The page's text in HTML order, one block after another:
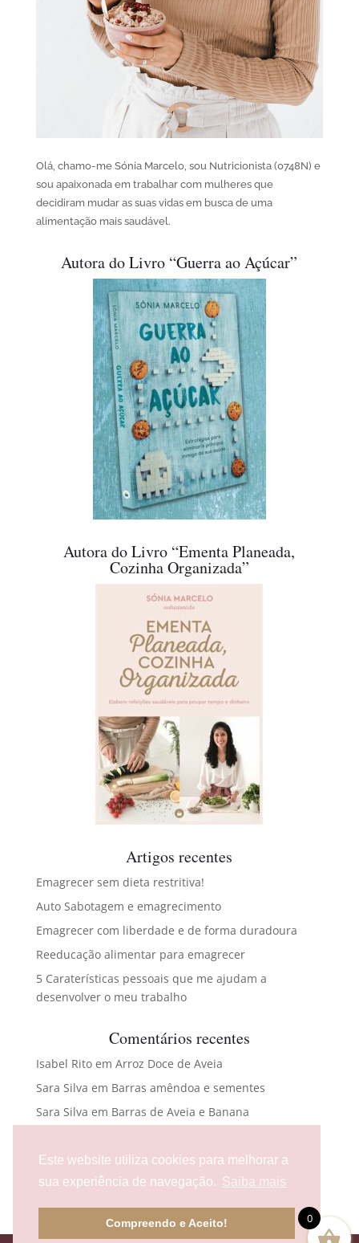
Este website utiliza cookies para melhorar a
sua experiência de navegação. Saiba mais
Compreendo e Aceito!
Olá, chamo-me Sónia Marcelo, sou Nutricionista (0748N) e
sou apaixonada em trabalhar com mulheres que
decidiram mudar as suas vidas em busca de uma
alimentação mais saudável.
Autora do Livro “Guerra ao Açúcar”
Autora do Livro “Ementa Planeada,
Cozinha Organizada”
Artigos recentes
Emagrecer sem dieta restritiva!
Auto Sabotagem e emagrecimento
Emagrecer com liberdade e de forma duradoura
Reeducação alimentar para emagrecer
5 Caraterísticas pessoais que me ajudam a
desenvolver o meu trabalho
Comentários recentes
Isabel Ritoem Arroz Doce de Aveia
Sara Silva em Barras amêndoa e sementes
Sara Silva em Barras de Aveia e Banana
espinafres
flaura476@gmail.comemBolas energéticas
0